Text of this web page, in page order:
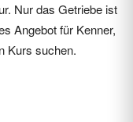
Nur das Getriebe ist
Angebot für Kenner,
Kurs suchen.